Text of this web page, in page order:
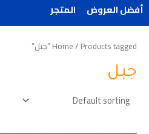
أفضل العروض المتجر
Home/ Products tagged “جبل”
جبل